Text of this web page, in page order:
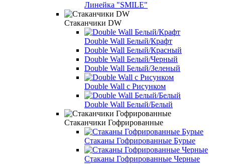
Линейка "SMILE"
Стаканчики DW
Double Wall Белый/Крафт
Double Wall Белый/Красный
Double Wall Белый/Черный
Double Wall Белый/Зеленый
Double Wall с Рисунком
Double Wall Белый/Белый
Стаканчики Гофрированные
Стаканы Гофрированные Бурые
Стаканы Гофрированные Черные